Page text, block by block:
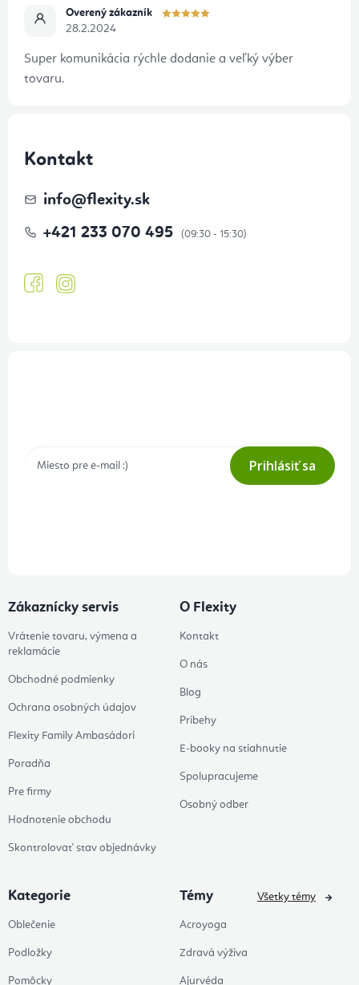
Overený zákazník
28.2.2024
Super komunikácia rýchle dodanie a veľký výber
tovaru.
Kontakt
info@flexity.sk
+421 233 070 495
Prihlásiť sa
Zákaznícky servis
Vrátenie tovaru, výmena a
reklamácie
Obchodné podmienky
Ochrana osobných údajov
Flexity Family Ambasádori
Poradňa
Pre firmy
Hodnotenie obchodu
Skontrolovať stav objednávky
O Flexity
Kontakt
O nás
Blog
Príbehy
E-booky na stiahnutie
Spolupracujeme
Osobný odber
Kategorie
Oblečenie
Podložky
Pomôcky
Témy
Acroyoga
Zdravá výživa
Ajurvéda
Všetky témy